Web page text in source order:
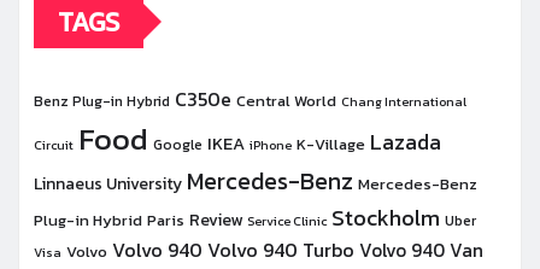
TAGS
Benz Plug-in Hybrid C350e Central World Chang International
Circuit Food Google IKEA iPhone K-Village Lazada
Linnaeus University Mercedes-Benz Mercedes-Benz
Plug-in Hybrid Paris Review Service Clinic Stockholm Uber
Visa Volvo Volvo 940 Volvo 940 Turbo Volvo 940 Van